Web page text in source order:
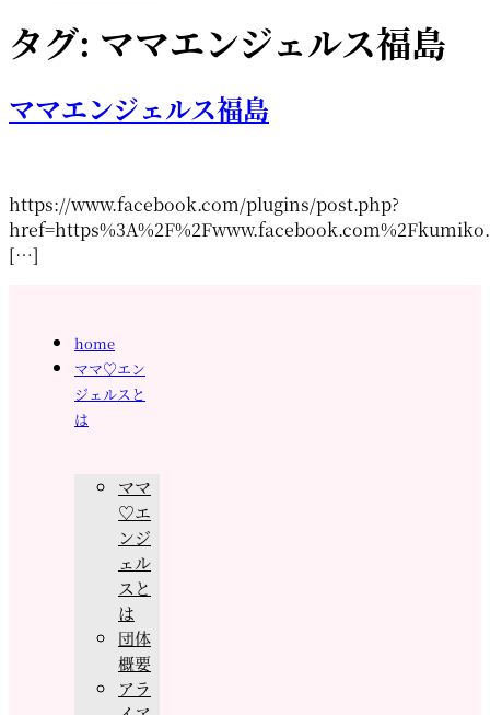
タグ: ママエンジェルス福島
ママエンジェルス福島
https://www.facebook.com/plugins/post.php?
[…]
home
ママ♡エン
ジェルスと
は
ママ
♡エ
ンジ
ェル
スと
は
団体
概要
アラ